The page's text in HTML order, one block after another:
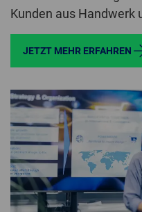
Kunden aus Handwerk
JETZT MEHR ERFAHREN